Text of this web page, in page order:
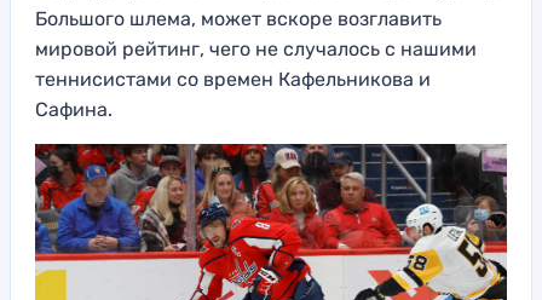
Большого шлема, может вскоре возглавить
мировой рейтинг, чего не случалось с нашими
теннисистами со времен Кафельникова и
Сафина.